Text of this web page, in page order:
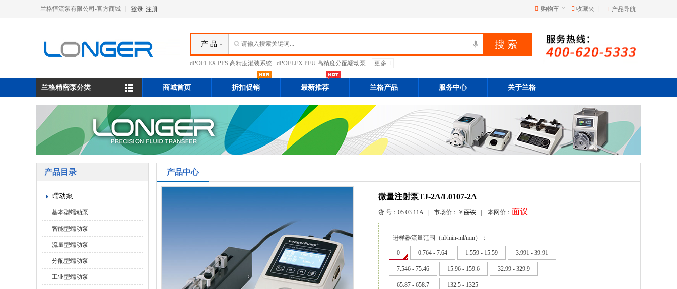
兰格恒流泵有限公司-官方商城 登录 注册 购物车 收藏夹 产品导航
产 品
dPOFLEX PFS 高精度灌装系统 dPOFLEX PFU 高精度分配蠕动泵 更多
兰格精密泵分类 商城首页 折扣促销 最新推荐 兰格产品 服务中心 关于兰格
产品目录
蠕动泵
基本型蠕动泵
智能型蠕动泵
流量型蠕动泵
分配型蠕动泵
工业型蠕动泵
产品中心
微量注射泵TJ-2A/L0107-2A
货 号： 05.03.11A | 市场价：￥ 面议 | 本网价： 面议
进样器流量范围（nl/min-ml/min）：
0 0.764 - 7.64 1.559 - 15.59 3.991 - 39.91
7.546 - 75.46 15.96 - 159.6 32.99 - 329.9
65.87 - 658.7 132.5 - 1325